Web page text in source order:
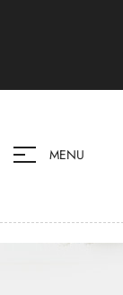
MENU